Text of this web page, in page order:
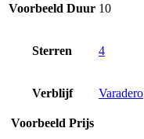
Voorbeeld Duur 10
Sterren 4
Verblijf Varadero
Voorbeeld Prijs